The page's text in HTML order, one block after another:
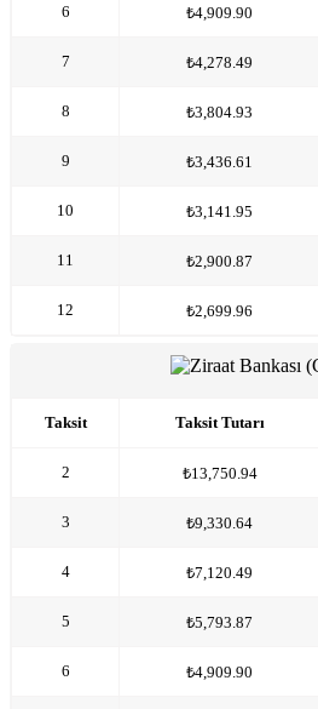
6 ₺4,909.90
7 ₺4,278.49
8 ₺3,804.93
9 ₺3,436.61
10 ₺3,141.95
11 ₺2,900.87
12 ₺2,699.96
Taksit Taksit Tutarı
2 ₺13,750.94
3 ₺9,330.64
4 ₺7,120.49
5 ₺5,793.87
6 ₺4,909.90